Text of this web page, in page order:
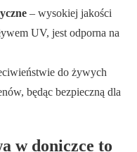
– wysokiej jakości
UV, jest odporna na
do żywych
będąc bezpieczną dla
w doniczce to